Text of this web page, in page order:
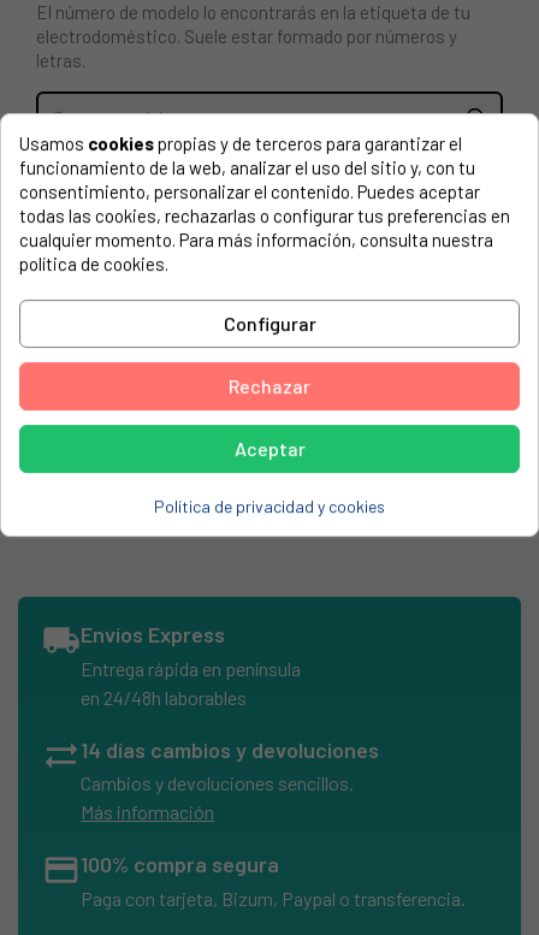
El número de modelo lo encontrarás en la etiqueta de tu
electrodoméstico. Suele estar formado por números y
letras.
Junta goma puerta horno Fagor 1H136
FAGOR, 2H114N 901012611
ASPES, H1-1410B
ASPES, H11410B
ASPES, H2-1410B
ASPES, HI1113
EDESA PRACTICA, 2HC120 PRACTICA
EDESA, 2H105B
EDESA, 2HC-105
EDESA, 901271341HCS135
EDESA, HC311D1
EDESA, HCS135901271341
FAGOR, 1H-136
FAGOR, 1H114B
local_shippingEnvíos Express
Entrega rápida en península
en 24/48h laborables
sync_alt14 días cambios y devoluciones
Cambios y devoluciones sencillos.
Más información
credit_card100% compra segura
Paga con tarjeta, Bizum, Paypal o transferencia.
Usamos cookiespropias y de terceros para garantizar el
funcionamiento de la web, analizar el uso del sitio y, con tu
consentimiento, personalizar el contenido. Puedes aceptar
todas las cookies, rechazarlas o configurar tus preferencias en
cualquier momento. Para más información, consulta nuestra
política de cookies.
Configurar
Rechazar
Aceptar
Política de privacidad y cookies